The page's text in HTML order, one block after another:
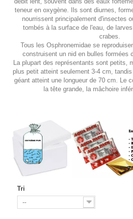
teneur en oxygène. Ils sont diurnes,
nourrissent principalement d'insectes
tombés à la surface de l'eau, de
crabes.
Tous les Osphronemidae se
construisent un nid en bulles formées
La plupart des représentants sont petits,
plus petit atteint seulement 3-4 cm,
géant atteint une longueur de 70 cm. Le
la tête grande, la mâchoire
Tri
--